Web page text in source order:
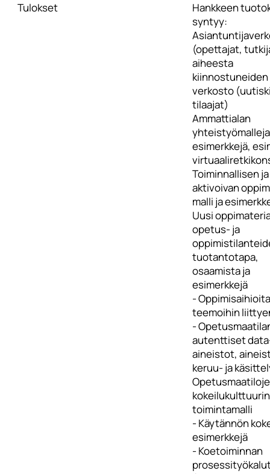
Tulokset
Hankkeen
syntyy:
(opettajat,
aiheesta
kiinnostuneiden
verkosto
tilaajat)
Ammattialan
esimerkkejä,
Toiminnallisen ja
aktivoivan
malli ja
Uusi
opetus- ja
tuotantotapa,
osaamista ja
esimerkkejä
-
teemoihin
-
autenttiset
aineistot,
keruu- ja
kokeilukulttuurin
toimintamalli
- Käytännön
esimerkkejä
- Koetoiminnan